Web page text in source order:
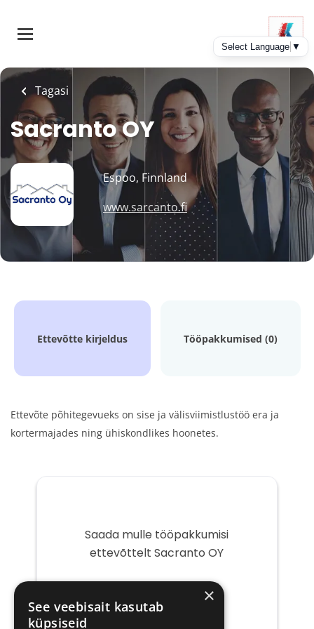
main
Tagasi
Sacranto OY
Espoo, Finnland
www.sarcanto.fi
Ettevõtte kirjeldus Tööpakkumised (0)
Ettevõte põhitegevueks on sise ja välisviimistlustöö era ja
kortermajades ning ühiskondlikes hoonetes.
Saada mulle tööpakkumisi
ettevõttelt Sacranto OY
post
×
See veebisait kasutab
küpsiseid